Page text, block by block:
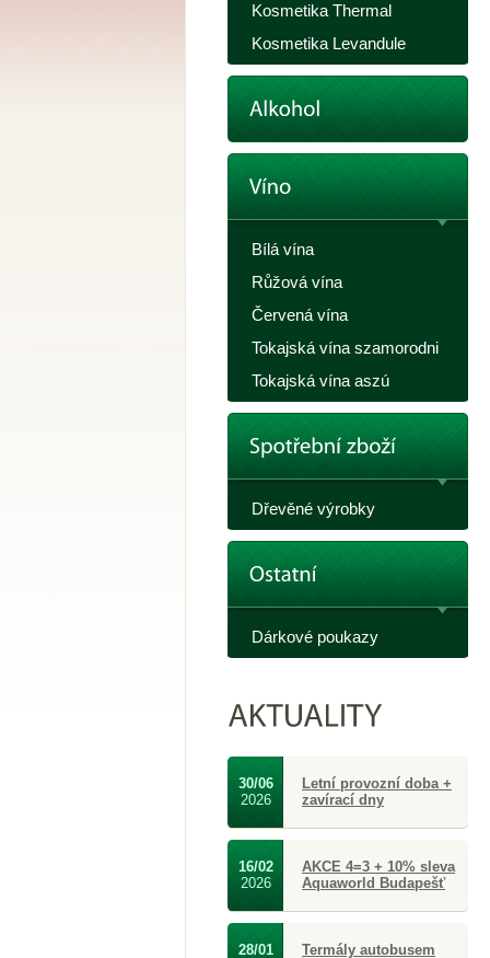
Kosmetika Thermal
Kosmetika Levandule
Bílá vína
Růžová vína
Červená vína
Tokajská vína szamorodni
Tokajská vína aszú
Dřevěné výrobky
Dárkové poukazy
30/06
2026
Letní provozní doba +
zavírací dny
16/02
2026
AKCE 4=3 + 10% sleva
Aquaworld Budapešť
28/01 Termály autobusem